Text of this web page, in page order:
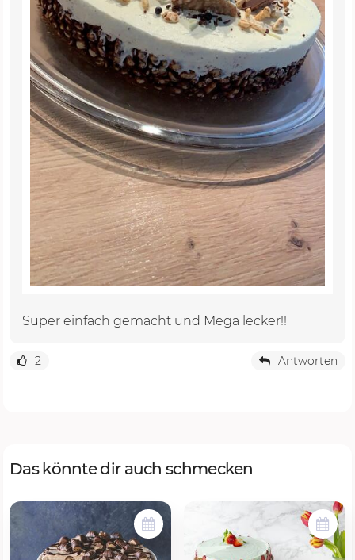
Super einfach gemacht und Mega lecker!!
2 Antworten
Das könnte dir auch schmecken